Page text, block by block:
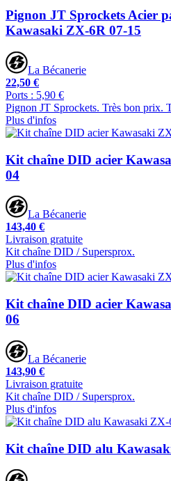
Pignon JT Sprockets Acier
Kawasaki ZX-6R 07-15
La Bécanerie
22,50 €
Ports : 5,90 €
Pignon JT Sprockets. Très bon prix.
Plus d'infos
Kit chaîne DID acier
04
La Bécanerie
143,40 €
Livraison gratuite
Kit chaîne DID / Supersprox.
Plus d'infos
Kit chaîne DID acier
06
La Bécanerie
143,90 €
Livraison gratuite
Kit chaîne DID / Supersprox.
Plus d'infos
Kit chaîne DID alu